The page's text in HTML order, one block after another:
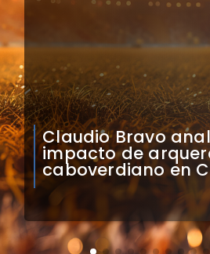
Natalia Duco
Contraloría:
cuestionar mi